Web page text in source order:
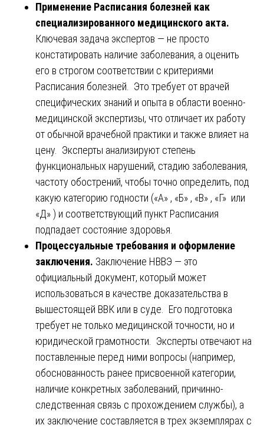
Применение Расписания болезней как
специализированного медицинского акта.
Ключевая задача экспертов — не просто
констатировать наличие заболевания, а оценить
его в строгом соответствии с критериями
Расписания болезней. Это требует от врачей
специфических знаний и опыта в области военно-
медицинской экспертизы, что отличает их работу
от обычной врачебной практики и также влияет на
цену. Эксперты анализируют степень
функциональных нарушений, стадию заболевания,
частоту обострений, чтобы точно определить, под
какую категорию годности («А» , «Б» , «В» , «Г» или
«Д» ) и соответствующий пункт Расписания
подпадает состояние здоровья.
Процессуальные требования и оформление
заключения. Заключение НВВЭ — это
официальный документ, который может
использоваться в качестве доказательства в
вышестоящей ВВК или в суде. Его подготовка
требует не только медицинской точности, но и
юридической грамотности. Эксперты отвечают на
поставленные перед ними вопросы (например,
обоснованность ранее присвоенной категории,
наличие конкретных заболеваний, причинно-
следственная связь с прохождением службы), а
их заключение составляется в трех экземплярах с